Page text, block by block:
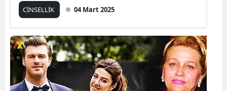
CİNSELLİK 04 Mart 2025